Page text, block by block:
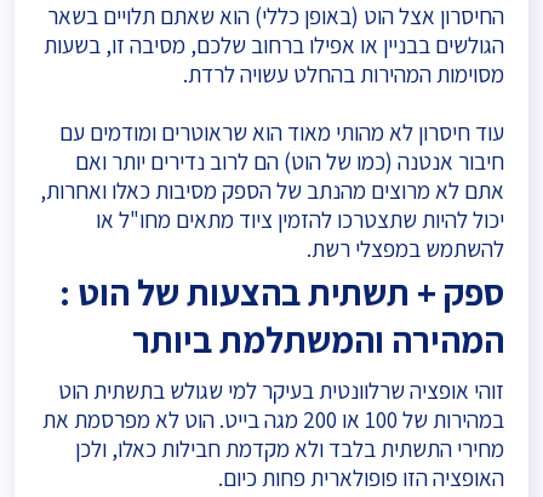
החיסרון אצל הוט (באופן כללי) הוא שאתם תלויים בשאר
הגולשים בבניין או אפילו ברחוב שלכם, מסיבה זו, בשעות
מסוימות המהירות בהחלט עשויה לרדת.
עוד חיסרון לא מהותי מאוד הוא שראוטרים ומודמים עם
חיבור אנטנה (כמו של הוט) הם לרוב נדירים יותר ואם
אתם לא מרוצים מהנתב של הספק מסיבות כאלו ואחרות,
יכול להיות שתצטרכו להזמין ציוד מתאים מחו"ל או
להשתמש במפצלי רשת.
ספק + תשתית בהצעות של הוט :
המהירה והמשתלמת ביותר
זוהי אופציה שרלוונטית בעיקר למי שגולש בתשתית הוט
במהירות של 100 או 200 מגה בייט. הוט לא מפרסמת את
מחירי התשתית בלבד ולא מקדמת חבילות כאלו, ולכן
האופציה הזו פופולארית פחות כיום.